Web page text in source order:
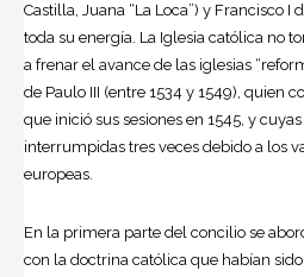
Castilla, Juana “La Loca”) y Francisco I
toda su energía. La Iglesia católica no
a frenar el avance de las iglesias
de Paulo III (entre 1534 y 1549), quien
que inició sus sesiones en 1545, y
interrumpidas tres veces debido a los
europeas.
En la primera parte del concilio se
con la doctrina católica que habían